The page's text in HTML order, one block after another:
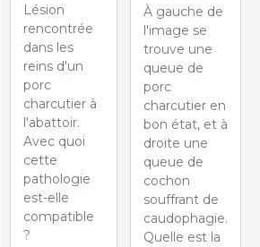
Lésion
rencontrée
dans les
reins d'un
porc
charcutier à
l'abattoir.
Avec quoi
cette
pathologie
est-elle
compatible
?
À gauche de
l'image se
trouve une
queue de
porc
charcutier en
bon état, et à
droite une
queue de
cochon
souffrant de
caudophagie.
Quelle est la